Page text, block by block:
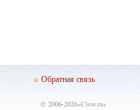
Обратная связь
© 2006-2026«Clow.ru»